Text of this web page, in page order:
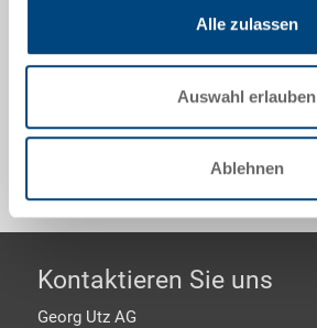
Alle zulassen
Auswahl erlauben
Ablehnen
Optionales Zubehör
Footer
Kontaktieren Sie uns
Georg Utz AG